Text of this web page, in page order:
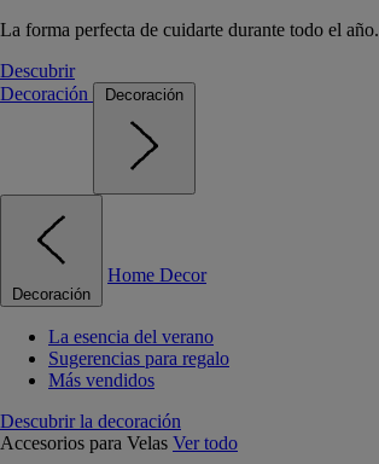
La forma perfecta de cuidarte durante todo el año.
Descubrir
Decoración
Decoración
Decoración
Home Decor
La esencia del verano
Sugerencias para regalo
Más vendidos
Descubrir la decoración
Accesorios para Velas Ver todo